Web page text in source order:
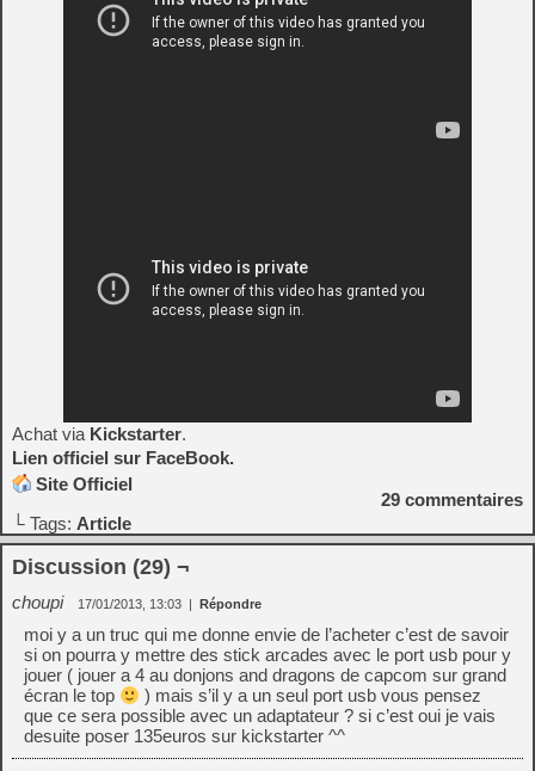
Achat via Kickstarter.
Lien officiel sur FaceBook.
Site Officiel
└ Tags: Article
29 commentaires
Discussion (29) ¬
choupi 17/01/2013, 13:03 | Répondre
moi y a un truc qui me donne envie de l’acheter c’est de savoir
si on pourra y mettre des stick arcades avec le port usb pour y
jouer ( jouer a 4 au donjons and dragons de capcom sur grand
écran le top
) mais s’il y a un seul port usb vous pensez
que ce sera possible avec un adaptateur ? si c’est oui je vais
desuite poser 135euros sur kickstarter ^^